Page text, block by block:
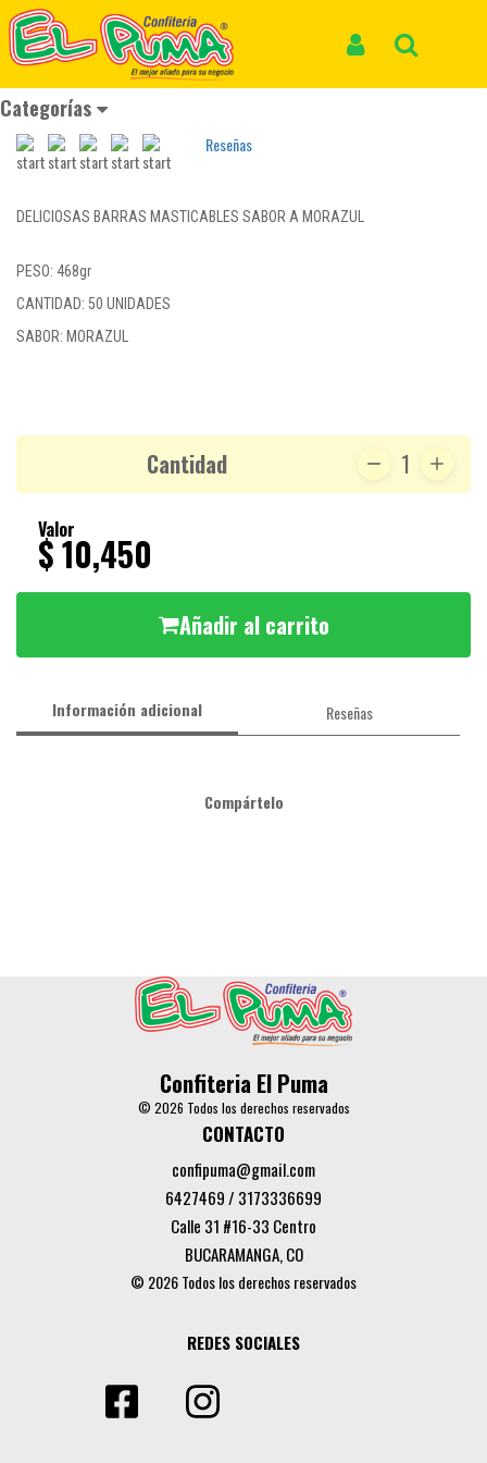
Categorías
Inicio Productos BARRA MASTICABLE ZOMBIE MORAZUL JOJO *50und *468gr
BARRA MASTICABLE ZOMBIE MORAZUL
JOJO *50und *468gr
Reseñas
DELICIOSAS BARRAS MASTICABLES SABOR A MORAZUL
PESO: 468gr
CANTIDAD: 50 UNIDADES
SABOR: MORAZUL
Cantidad 1
Valor
$ 10,450
Añadir al carrito
Información adicional Reseñas
Compártelo
Confiteria El Puma
© 2026 Todos los derechos reservados
CONTACTO
confipuma@gmail.com
6427469 / 3173336699
Calle 31 #16-33 Centro
BUCARAMANGA, CO
© 2026 Todos los derechos reservados
REDES SOCIALES